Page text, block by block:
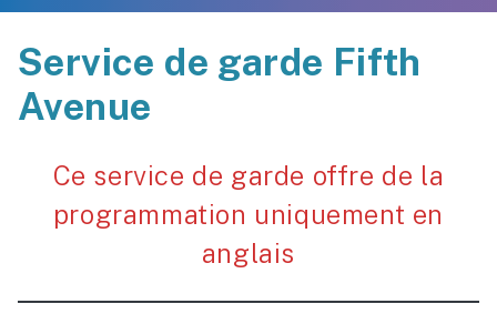
Service de garde Fifth
Avenue
Ce service de garde offre de la
programmation uniquement en
anglais